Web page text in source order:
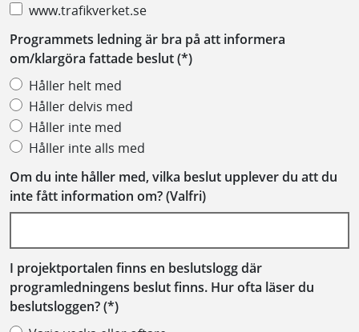
www.trafikverket.se
Programmets ledning är bra på att informera
om/klargöra fattade beslut
Håller helt med
Håller delvis med
Håller inte med
Håller inte alls med
Om du inte håller med, vilka beslut upplever du att du
inte fått information om? (Valfri)
I projektportalen finns en beslutslogg där
programledningens beslut finns. Hur ofta läser du
beslutsloggen?